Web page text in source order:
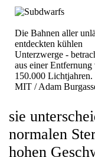
Die Bahnen aller
entdeckten kühlen
Unterzwerge -
aus einer Entfernung
150.000 Lichtjahren.
MIT / Adam
sie
normalen
hohen